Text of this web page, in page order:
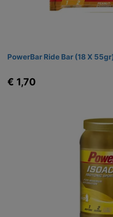
PowerBar Ride Bar (18 X
€ 1,70